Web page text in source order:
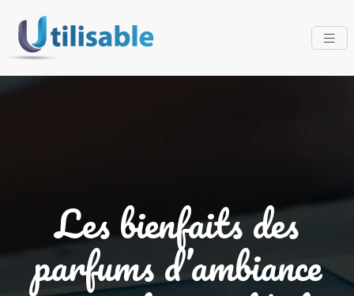
Les bienfaits des
parfums d’ambiance